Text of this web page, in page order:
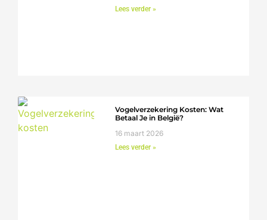
Lees verder »
Vogelverzekering Kosten: Wat
Betaal Je in België?
16 maart 2026
Lees verder »